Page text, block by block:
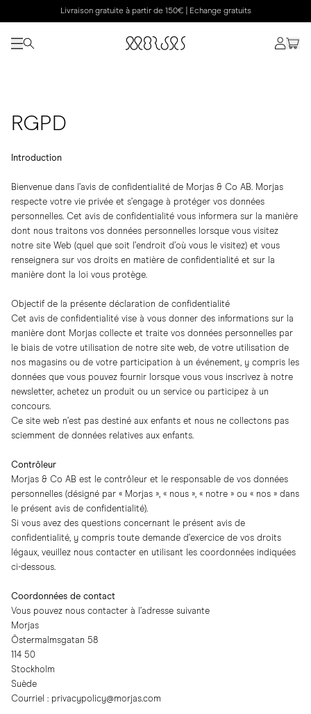
Livraison gratuite à partir de 150€ | Echange gratuits
RGPD
Introduction
Bienvenue dans l’avis de confidentialité de Morjas & Co AB. Morjas
respecte votre vie privée et s’engage à protéger vos données
personnelles. Cet avis de confidentialité vous informera sur la manière
dont nous traitons vos données personnelles lorsque vous visitez
notre site Web (quel que soit l’endroit d’où vous le visitez) et vous
renseignera sur vos droits en matière de confidentialité et sur la
manière dont la loi vous protège.
Objectif de la présente déclaration de confidentialité
Cet avis de confidentialité vise à vous donner des informations sur la
manière dont Morjas collecte et traite vos données personnelles par
le biais de votre utilisation de notre site web, de votre utilisation de
nos magasins ou de votre participation à un événement, y compris les
données que vous pouvez fournir lorsque vous vous inscrivez à notre
newsletter, achetez un produit ou un service ou participez à un
concours.
Ce site web n’est pas destiné aux enfants et nous ne collectons pas
sciemment de données relatives aux enfants.
Contrôleur
Morjas & Co AB est le contrôleur et le responsable de vos données
personnelles (désigné par « Morjas », « nous », « notre » ou « nos » dans
le présent avis de confidentialité).
Si vous avez des questions concernant le présent avis de
confidentialité, y compris toute demande d’exercice de vos droits
légaux, veuillez nous contacter en utilisant les coordonnées indiquées
ci-dessous.
Coordonnées de contact
Vous pouvez nous contacter à l’adresse suivante
Morjas
Östermalmsgatan 58
114 50
Stockholm
Suède
Courriel : privacypolicy@morjas.com